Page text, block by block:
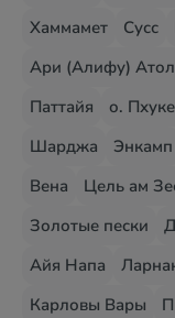
Хаммамет
Сусс
Ари (Алифу)
Паттайя
о.
Шарджа
Энкамп
Вена
Цель ам
Золотые пески
Айя Напа
Карловы Вары